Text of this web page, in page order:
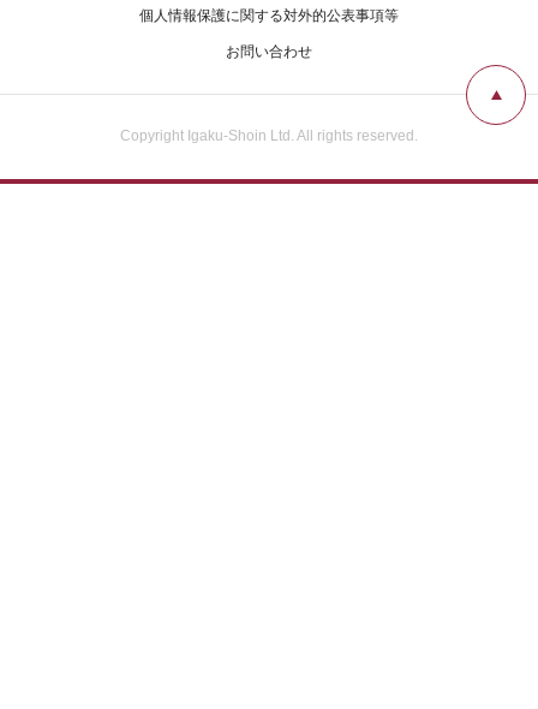
個人情報保護に関する対外的公表事項等
お問い合わせ
Copyright Igaku-Shoin Ltd. All rights reserved.